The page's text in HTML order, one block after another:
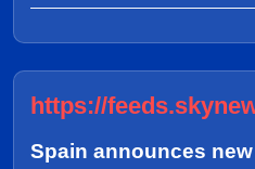
https://
Spain announces